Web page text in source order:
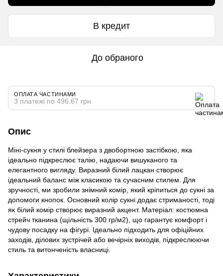
В кредит
До обраного
ОПЛАТА ЧАСТИНАМИ
3 платежі по 496.67 грн
Опис
Міні-сукня у стилі блейзера з двобортною застібкою, яка
ідеально підкреслює талію, надаючи вишуканого та
елегантного вигляду. Виразний білий лацкан створює
ідеальний баланс між класикою та сучасним стилем. Для
зручності, ми зробили знімний комір, який кріпиться до сукні за
допомоги кнопок. Основний колір сукні додає стриманості, тоді
як білий комір створює виразний акцент. Матеріал: костюмна
стрейч тканина (щільність 300 гр/м2), що гарантує комфорт і
чудову посадку на фігурі. Ідеально підходить для офіційних
заходів, ділових зустрічей або вечірніх виходів, підкреслюючи
стиль та витонченість власниці.